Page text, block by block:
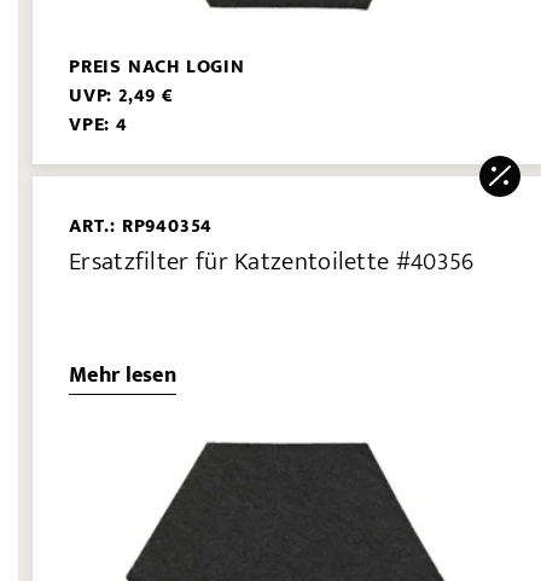
PREIS NACH LOGIN
UVP: 2,49 €
VPE: 4
ART.: RP940354
Ersatzfilter für Katzentoilette #40356
Mehr lesen